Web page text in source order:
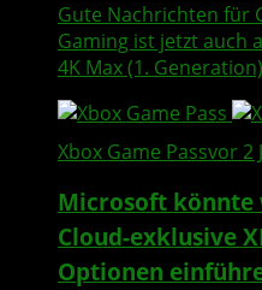
Gute Nachrichten für
Gaming ist jetzt auch
4K Max (1.
Xbox Game Passvor 2
Microsoft könnte
Cloud-exklusive
Optionen